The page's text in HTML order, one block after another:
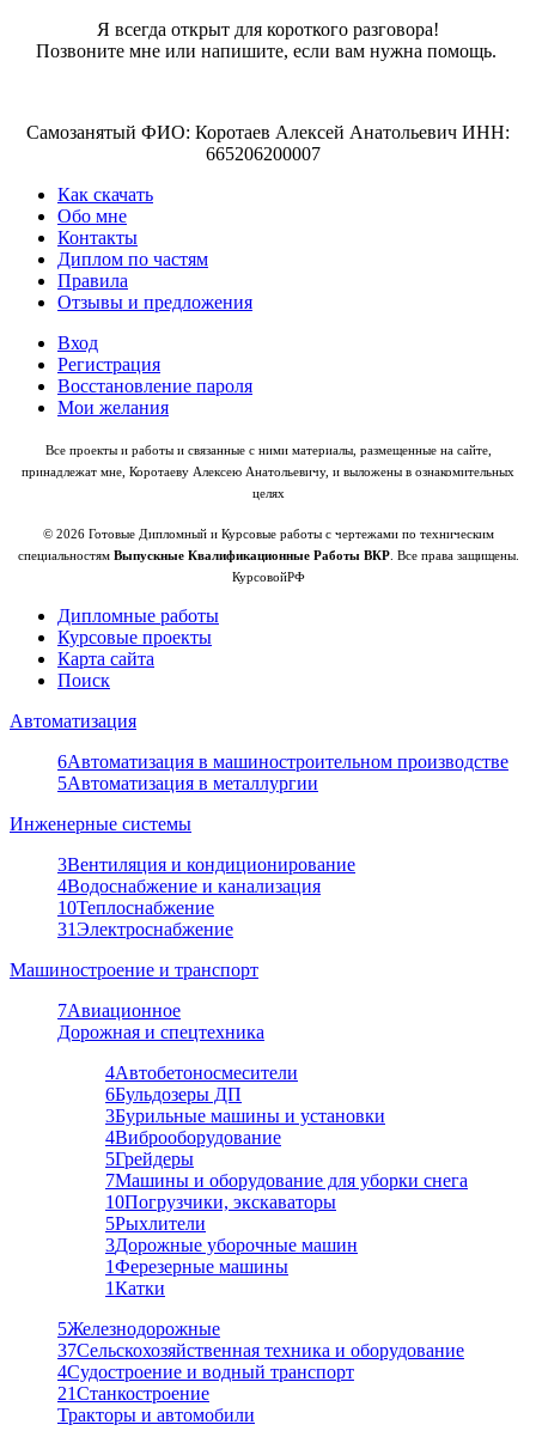
Я всегда открыт для короткого разговора!
Позвоните мне или напишите, если вам нужна помощь.
Самозанятый ФИО: Коротаев Алексей Анатольевич ИНН:
665206200007
Как скачать
Обо мне
Контакты
Диплом по частям
Правила
Отзывы и предложения
Вход
Регистрация
Восстановление пароля
Мои желания
Все проекты и работы и связанные с ними материалы, размещенные на сайте,
принадлежат мне, Коротаеву Алексею Анатольевичу, и выложены в ознакомительных
целях
© 2026 Готовые Дипломный и Курсовые работы с чертежами по техническим
специальностям Выпускные Квалификационные Работы ВКР. Все права защищены.
КурсовойРФ
Дипломные работы
Курсовые проекты
Карта сайта
Поиск
Автоматизация
6Автоматизация в машиностроительном производстве
5Автоматизация в металлургии
Инженерные системы
3Вентиляция и кондиционирование
4Водоснабжение и канализация
10Теплоснабжение
31Электроснабжение
Машиностроение и транспорт
7Авиационное
Дорожная и спецтехника
4Автобетоносмесители
6Бульдозеры ДП
3Бурильные машины и установки
4Виброоборудование
5Грейдеры
7Машины и оборудование для уборки снега
10Погрузчики, экскаваторы
5Рыхлители
3Дорожные уборочные машин
1Ферезерные машины
1Катки
5Железнодорожные
37Сельскохозяйственная техника и оборудование
4Судостроение и водный транспорт
21Станкостроение
Тракторы и автомобили